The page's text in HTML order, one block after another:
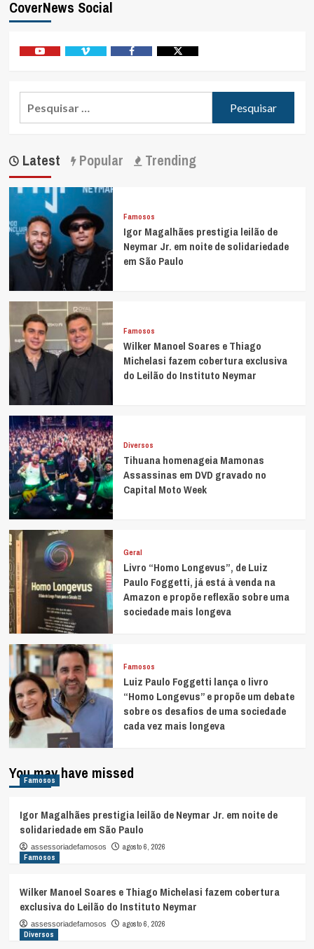
emociona
noivado
com
CoverNews Social
Latest Popular Trending
Famosos
Igor Magalhães prestigia leilão de
Neymar Jr. em noite de solidariedade
em São Paulo
Famosos
Wilker Manoel Soares e Thiago
Michelasi fazem cobertura exclusiva
do Leilão do Instituto Neymar
Diversos
Tihuana homenageia Mamonas
Assassinas em DVD gravado no
Capital Moto Week
Geral
Livro “Homo Longevus”, de Luiz
Paulo Foggetti, já está à venda na
Amazon e propõe reflexão sobre uma
sociedade mais longeva
Famosos
Luiz Paulo Foggetti lança o livro
“Homo Longevus” e propõe um debate
sobre os desafios de uma sociedade
cada vez mais longeva
You may have missed
Famosos
Igor Magalhães prestigia leilão de Neymar Jr. em noite de
solidariedade em São Paulo
assessoriadefamosos
agosto 6, 2026
Famosos
Wilker Manoel Soares e Thiago Michelasi fazem cobertura
exclusiva do Leilão do Instituto Neymar
assessoriadefamosos
agosto 6, 2026
Diversos